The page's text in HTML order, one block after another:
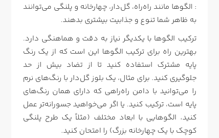
: الگوها مانند راه‌راه، گل‌دار، چهارخانه و پلنگی می‌توانند
به ظاهر شما تنوع و جذابیت بیشتری بدهند.
ترکیب الگوها با یکدیگر نیاز به دقت و هماهنگی دارد.
بهترین راه برای ترکیب الگوها این است که از یک رنگ
پایه مشترک استفاده کنید تا از تضاد بیش از حد
جلوگیری کنید. برای مثال، یک بلوز گل‌دار با رنگ‌های نرم
را می‌توانید با دامن راه‌راهی که دارای همان رنگ‌های
پایه است، ترکیب کنید. یا اگر می‌خواهید جسورانه‌تر عمل
کنید، الگوهایی با ابعاد مختلف (مثلاً یک طرح پلنگی
کوچک با یک چهارخانه بزرگ) را امتحان کنید.